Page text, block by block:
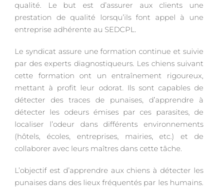
qualité. Le but est d’assurer aux clients une
prestation de qualité lorsqu’ils font appel à une
entreprise adhérente au SEDCPL.
Le syndicat assure une formation continue et suivie
par des experts diagnostiqueurs. Les chiens suivant
cette formation ont un entraînement rigoureux,
mettant à profit leur odorat. Ils sont capables de
détecter des traces de punaises, d’apprendre à
détecter les odeurs émises par ces parasites, de
localiser l’odeur dans différents environnements
(hôtels, écoles, entreprises, mairies, etc.) et de
collaborer avec leurs maîtres dans cette tâche.
L’objectif est d’apprendre aux chiens à détecter les
punaises dans des lieux fréquentés par les humains.